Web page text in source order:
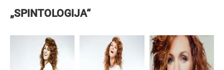
„SPINTOLOGIJA“